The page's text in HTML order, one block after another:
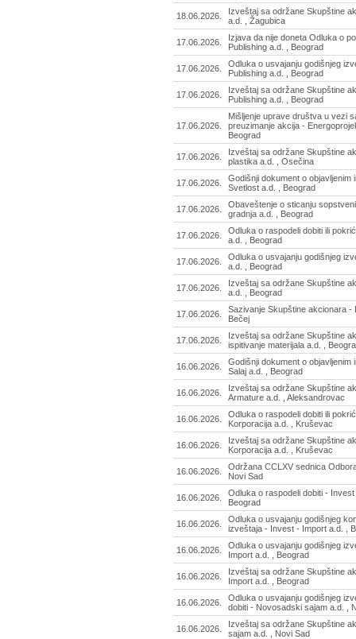
18.06.2026.
Izveštaj sa održane Skupštine
a.d. , Žagubica
17.06.2026.
Izjava da nije doneta Odluka o
Publishing a.d. , Beograd
17.06.2026.
Odluka o usvajanju godišnjeg
Publishing a.d. , Beograd
17.06.2026.
Izveštaj sa održane Skupštine
Publishing a.d. , Beograd
17.06.2026.
Mišljenje uprave društva u vezi
preuzimanje akcija -
Beograd
17.06.2026.
Izveštaj sa održane Skupštine
plastika a.d. , Osečina
17.06.2026.
Godišnji dokument o objavljenim
Svetlost a.d. , Beograd
17.06.2026.
Obaveštenje o sticanju
gradnja a.d. , Beograd
17.06.2026.
Odluka o raspodeli dobiti ili
a.d. , Beograd
17.06.2026.
Odluka o usvajanju godišnjeg
a.d. , Beograd
17.06.2026.
Izveštaj sa održane Skupštine
a.d. , Beograd
17.06.2026.
Sazivanje Skupštine akcionara -
Bečej
17.06.2026.
Izveštaj sa održane Skupštine
ispitivanje materijala a.d. ,
16.06.2026.
Godišnji dokument o objavljenim
Salaj a.d. , Beograd
16.06.2026.
Izveštaj sa održane Skupštine
Armature a.d. , Aleksandrovac
16.06.2026.
Odluka o raspodeli dobiti ili
Korporacija a.d. , Kruševac
16.06.2026.
Izveštaj sa održane Skupštine
Korporacija a.d. , Kruševac
16.06.2026.
Održana CCLXV sednica
Novi Sad
16.06.2026.
Odluka o raspodeli dobiti -
Beograd
16.06.2026.
Odluka o usvajanju godišnjeg
izveštaja - Invest - Import a.d. ,
16.06.2026.
Odluka o usvajanju godišnjeg
Import a.d. , Beograd
16.06.2026.
Izveštaj sa održane Skupštine
Import a.d. , Beograd
16.06.2026.
Odluka o usvajanju godišnjeg
dobiti - Novosadski sajam a.d. ,
16.06.2026.
Izveštaj sa održane Skupštine
sajam a.d. , Novi Sad